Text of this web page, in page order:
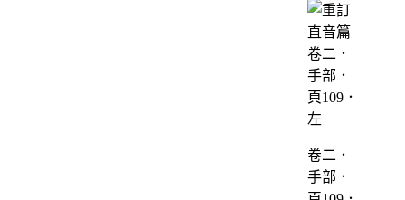
卷二．
手部．